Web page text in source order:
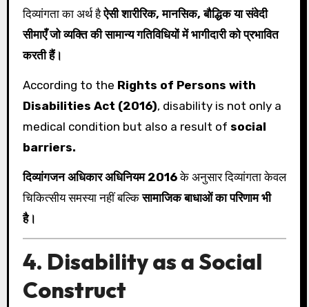
दिव्यांगता का अर्थ हैऐसी शारीरिक, मानसिक, बौद्धिक या संवेदी
सीमाएँ जो व्यक्ति की सामान्य गतिविधियों में भागीदारी को प्रभावित
करती हैं।
According to the Rights of Persons with
Disabilities Act (2016), disability is not only a
medical condition but also a result of social
barriers.
दिव्यांगजन अधिकार अधिनियम 2016के अनुसार दिव्यांगता केवल
चिकित्सीय समस्या नहीं बल्किसामाजिक बाधाओं का परिणाम भी
है।
4. Disability as a Social
Construct